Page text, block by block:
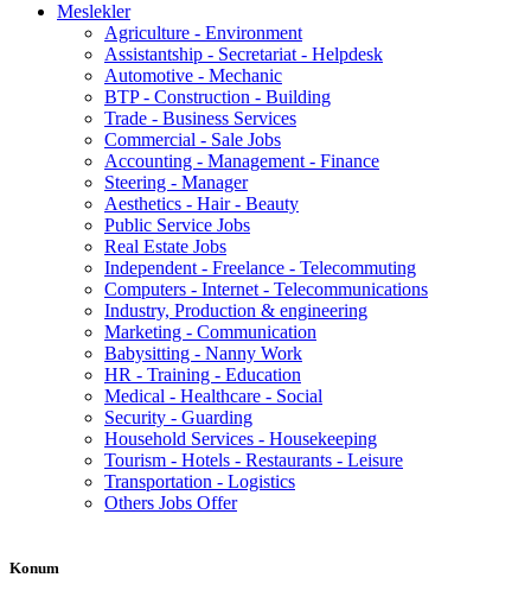
Meslekler
Agriculture - Environment
Assistantship - Secretariat - Helpdesk
Automotive - Mechanic
BTP - Construction - Building
Trade - Business Services
Commercial - Sale Jobs
Accounting - Management - Finance
Steering - Manager
Aesthetics - Hair - Beauty
Public Service Jobs
Real Estate Jobs
Independent - Freelance - Telecommuting
Computers - Internet - Telecommunications
Industry, Production & engineering
Marketing - Communication
Babysitting - Nanny Work
HR - Training - Education
Medical - Healthcare - Social
Security - Guarding
Household Services - Housekeeping
Tourism - Hotels - Restaurants - Leisure
Transportation - Logistics
Others Jobs Offer
Konum